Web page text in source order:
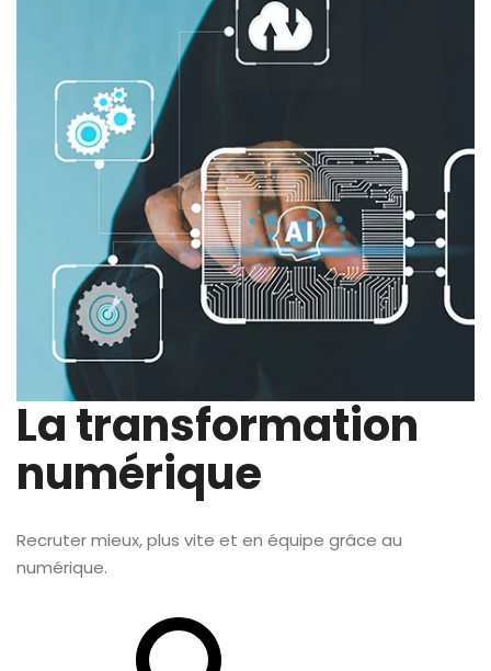
La transformation
numérique
Recruter mieux, plus vite et en équipe grâce au
numérique.